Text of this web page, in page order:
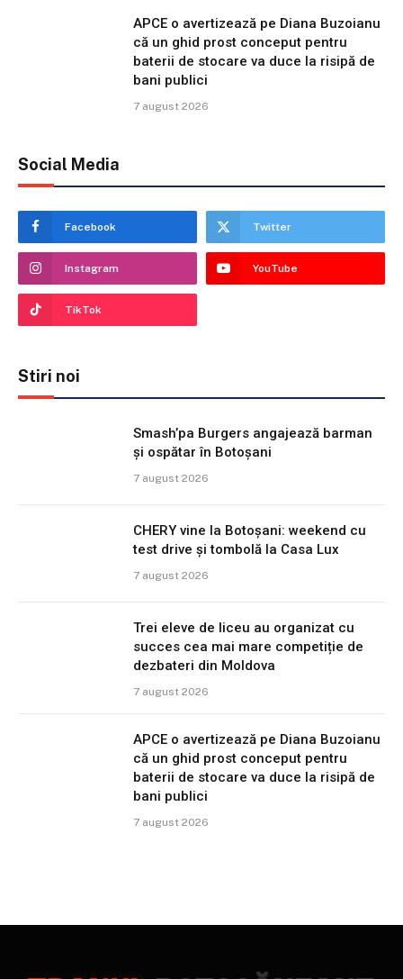
APCE o avertizează pe Diana Buzoianu
că un ghid prost conceput pentru
baterii de stocare va duce la risipă de
bani publici
7 august 2026
Social Media
Facebook Twitter
Instagram YouTube
TikTok
Stiri noi
Smash’pa Burgers angajează barman
și ospătar în Botoșani
7 august 2026
CHERY vine la Botoșani: weekend cu
test drive și tombolă la Casa Lux
7 august 2026
Trei eleve de liceu au organizat cu
succes cea mai mare competiție de
dezbateri din Moldova
7 august 2026
APCE o avertizează pe Diana Buzoianu
că un ghid prost conceput pentru
baterii de stocare va duce la risipă de
bani publici
7 august 2026